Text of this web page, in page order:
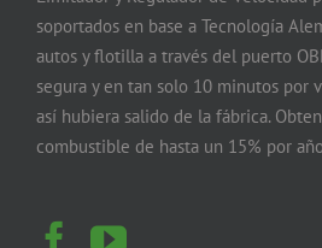
soportados en base a Tecnología
autos y flotilla a través del puerto
segura y en tan solo 10 minutos por
así hubiera salido de la fábrica.
combustible de hasta un 15% por